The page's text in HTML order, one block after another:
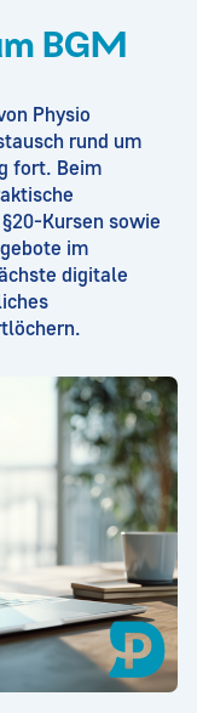
BGM
Physio
rund um
fort. Beim
Kursen sowie
im
digitale